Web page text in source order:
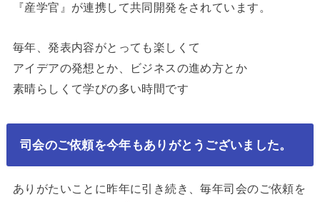
『産学官』が連携して共同開発をされています。
毎年、発表内容がとっても楽しくて
アイデアの発想とか、ビジネスの進め方とか​
素晴らしくて学びの多い時間です
司会のご依頼を今年もありがとうございました。
ありがたいことに昨年に引き続き、毎年司会のご依頼を